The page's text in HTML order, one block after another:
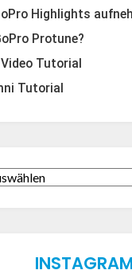
Highlights
Protune?
Tutorial
Tutorial
INSTAGRAM